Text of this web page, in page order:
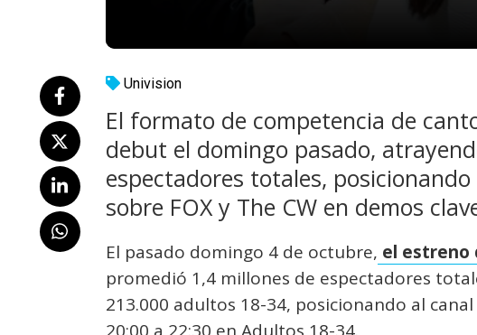
Univision
El formato de competencia de
debut el domingo pasado,
espectadores totales,
sobre FOX y The CW en demos
El pasado domingo 4 de octubre, el estreno
promedió 1,4 millones de espectadores
213.000 adultos 18-34, posicionando al